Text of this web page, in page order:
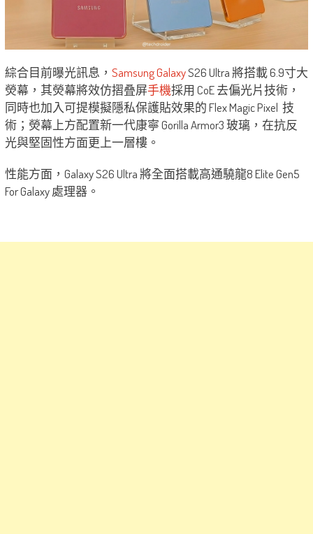
綜合目前曝光訊息， Samsung GalaxyS26 Ultra 將搭載 6.9寸大
熒幕，其熒幕將效仿摺叠屏手機採用 CoE 去偏光片技術，
同時也加入可提模擬隱私保護貼效果的 Flex Magic Pixel 技
術；熒幕上方配置新一代康寧 Gorilla Armor3 玻璃，在抗反
光與堅固性方面更上一層樓。
性能方面，Galaxy S26 Ultra 將全面搭載高通驍龍8 Elite Gen5
For Galaxy 處理器。